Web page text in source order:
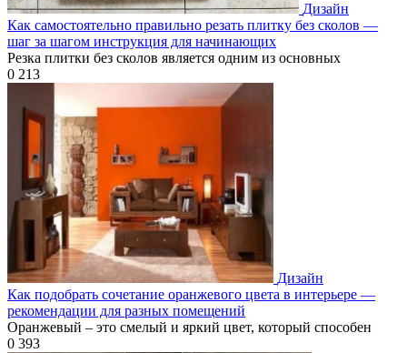
Дизайн
Как самостоятельно правильно резать плитку без сколов —
шаг за шагом инструкция для начинающих
Резка плитки без сколов является одним из основных
0 213
Дизайн
Как подобрать сочетание оранжевого цвета в интерьере —
рекомендации для разных помещений
Оранжевый – это смелый и яркий цвет, который способен
0 393